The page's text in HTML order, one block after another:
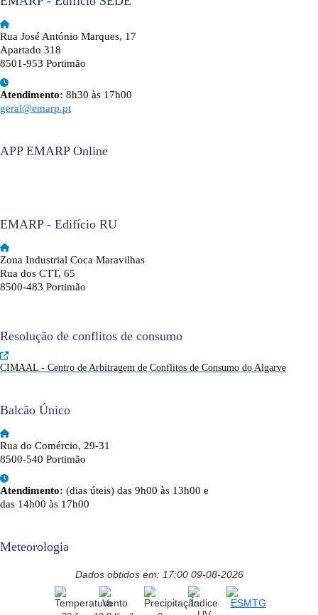
Rua José António Marques, 17
Apartado 318
8501-953 Portimão
Atendimento: 8h30 às 17h00
geral@emarp.pt
APP EMARP Online
EMARP - Edifício RU
Zona Industrial Coca Maravilhas
Rua dos CTT, 65
8500-483 Portimão
Resolução de conflitos de consumo
CIMAAL - Centro de Arbitragem de Conflitos de Consumo do Algarve
Balcão Único
Rua do Comércio, 29-31
8500-540 Portimão
Atendimento: (dias úteis) das 9h00 às 13h00 e
das 14h00 às 17h00
Meteorologia
Dados obtidos em: 17:00 09-08-2026